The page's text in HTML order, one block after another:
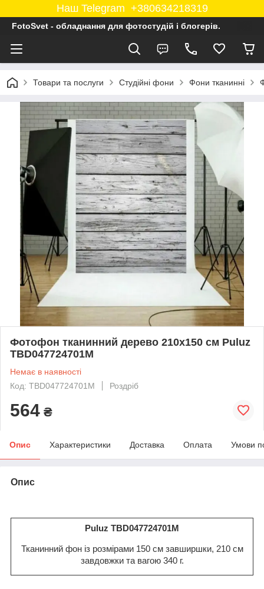
Наш Telegram +380634218319
FotoSvet - обладнання для фотостудій і блогерів.
Товари та послуги Студійні фони Фони тканинні
Фотофон тканинний дерево 210x150 см Puluz
TBD047724701M
Немає в наявності
Код: TBD047724701M
Роздріб
564 ₴
Опис Характеристики Доставка Оплата Умови
Опис
Puluz TBD047724701M
Тканинний фон із розмірами 150 см завширшки, 210 см
завдовжки та вагою 340 г.